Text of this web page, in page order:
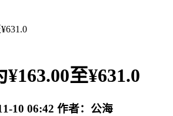
至¥631.0
10 06:42 作者： 公海